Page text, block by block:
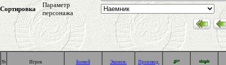
Сортировка
Параметр
персонажа
№ Игрок Боевой Эконом. Производ.